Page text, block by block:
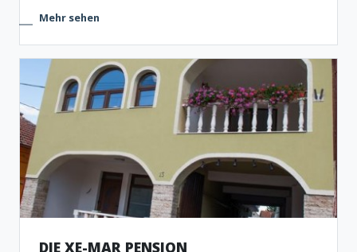
Mehr sehen
DIE XE-MAR PENSION